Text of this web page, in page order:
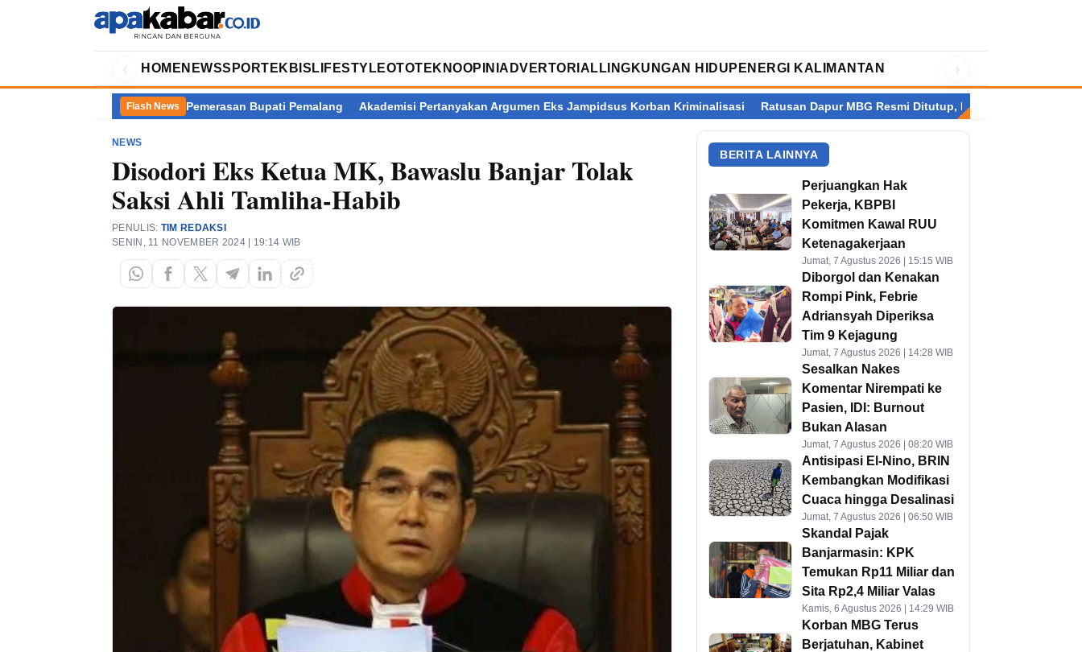
‹ HOME NEWSSPORT EKBIS LIFESTYLEOTOTEKNOOPINI ADVERTORIAL LINGKUNGAN HIDUP ENERGI KALIMANTAN ›
Flash News
Kasus Dugaan Pemerasan Bupati Pemalang Akademisi Pertanyakan Argumen Eks Jampidsus Korban Kriminalisasi Ratusan Dapur MBG Resmi Ditutup, Kalimantan Terbanyak
NEWS
Disodori Eks Ketua MK, Bawaslu Banjar Tolak
Saksi Ahli Tamliha-Habib
PENULIS: TIM REDAKSI
SENIN, 11 NOVEMBER 2024 | 19:14 WIB
BERITA LAINNYA
Perjuangkan Hak
Pekerja, KBPBI
Komitmen Kawal RUU
Ketenagakerjaan
Jumat, 7 Agustus 2026 | 15:15 WIB
Diborgol dan Kenakan
Rompi Pink, Febrie
Adriansyah Diperiksa
Tim 9 Kejagung
Jumat, 7 Agustus 2026 | 14:28 WIB
Sesalkan Nakes
Komentar Nirempati ke
Pasien, IDI: Burnout
Bukan Alasan
Jumat, 7 Agustus 2026 | 08:20 WIB
Antisipasi El-Nino, BRIN
Kembangkan Modifikasi
Cuaca hingga Desalinasi
Jumat, 7 Agustus 2026 | 06:50 WIB
Skandal Pajak
Banjarmasin: KPK
Temukan Rp11 Miliar dan
Sita Rp2,4 Miliar Valas
Kamis, 6 Agustus 2026 | 14:29 WIB
Korban MBG Terus
Berjatuhan, Kabinet